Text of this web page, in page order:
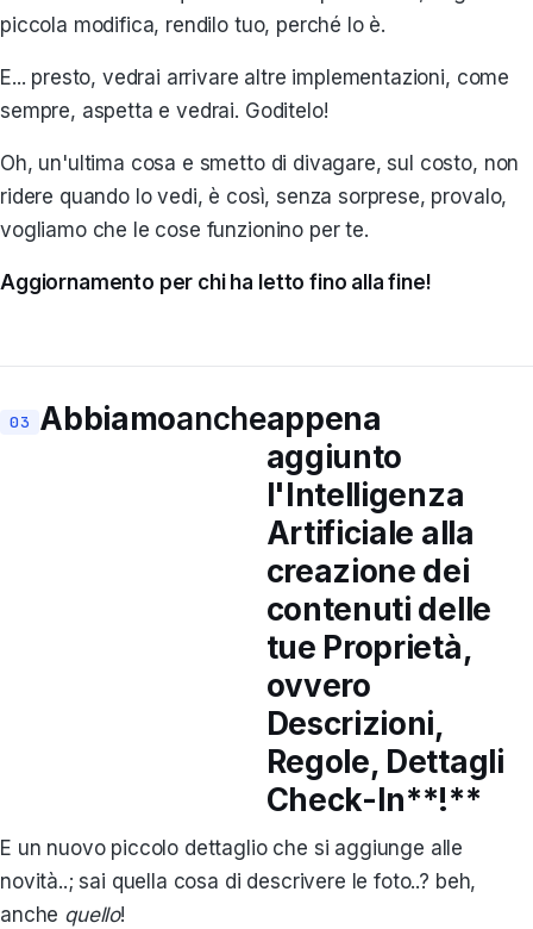
piccola modifica, rendilo tuo, perché lo è.
E... presto, vedrai arrivare altre implementazioni, come
sempre, aspetta e vedrai. Goditelo!
Oh, un'ultima cosa e smetto di divagare, sul costo, non
ridere quando lo vedi, è così, senza sorprese, provalo,
vogliamo che le cose funzionino per te.
Aggiornamento per chi ha letto fino alla fine!
Abbiamoancheappena
aggiunto
l'Intelligenza
Artificiale alla
creazione dei
contenuti delle
tue Proprietà,
ovvero
Descrizioni,
Regole, Dettagli
Check-In**!**
E un nuovo piccolo dettaglio che si aggiunge alle
novità..; sai quella cosa di descrivere le foto..? beh,
anche quello!